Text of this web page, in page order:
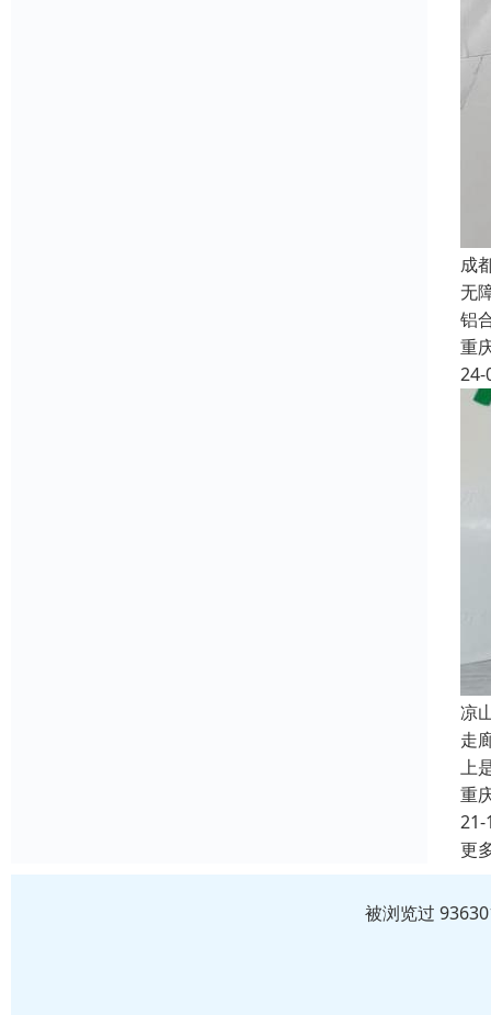
成
无
铝
重
24-
凉
走
上
重
21-
更
被浏览过